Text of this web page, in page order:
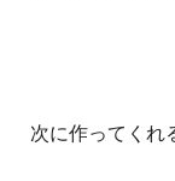
次に作ってくれ